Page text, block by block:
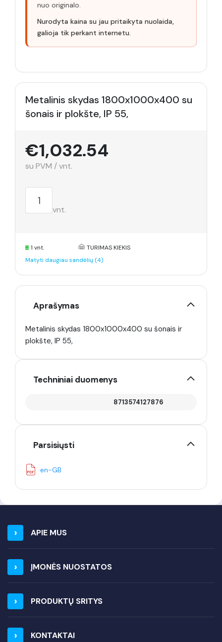
nuo originalo.
Nurodyta kaina su jau pritaikyta nuolaida,
galioja tik perkant internetu.
Metalinis skydas 1800x1000x400 su
šonais ir plokšte, IP 55,
€1,032.54
su PVM / vnt.
vnt.
1 vnt.
TURIMAS KIEKIS
Matyti daugiau sandėlių (4)
Aprašymas
Metalinis skydas 1800x1000x400 su šonais ir
plokšte, IP 55,
Techniniai duomenys
8713574127876
Parsisiųsti
en-GB
APIE MUS
ĮMONĖS NUOSTATOS
PRODUKTŲ SRITYS
KONTAKTAI